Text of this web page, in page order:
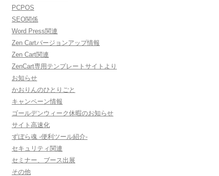
PCPOS
SEO関係
Word Press関連
Zen Cartバージョンアップ情報
Zen Cart関連
ZenCart専用テンプレートサイトより
お知らせ
かおりんのひとりごと
キャンペーン情報
ゴールデンウィーク休暇のお知らせ
サイト高速化
ずぼら魂 -便利ツール紹介-
セキュリティ関連
セミナー、ブース出展
その他